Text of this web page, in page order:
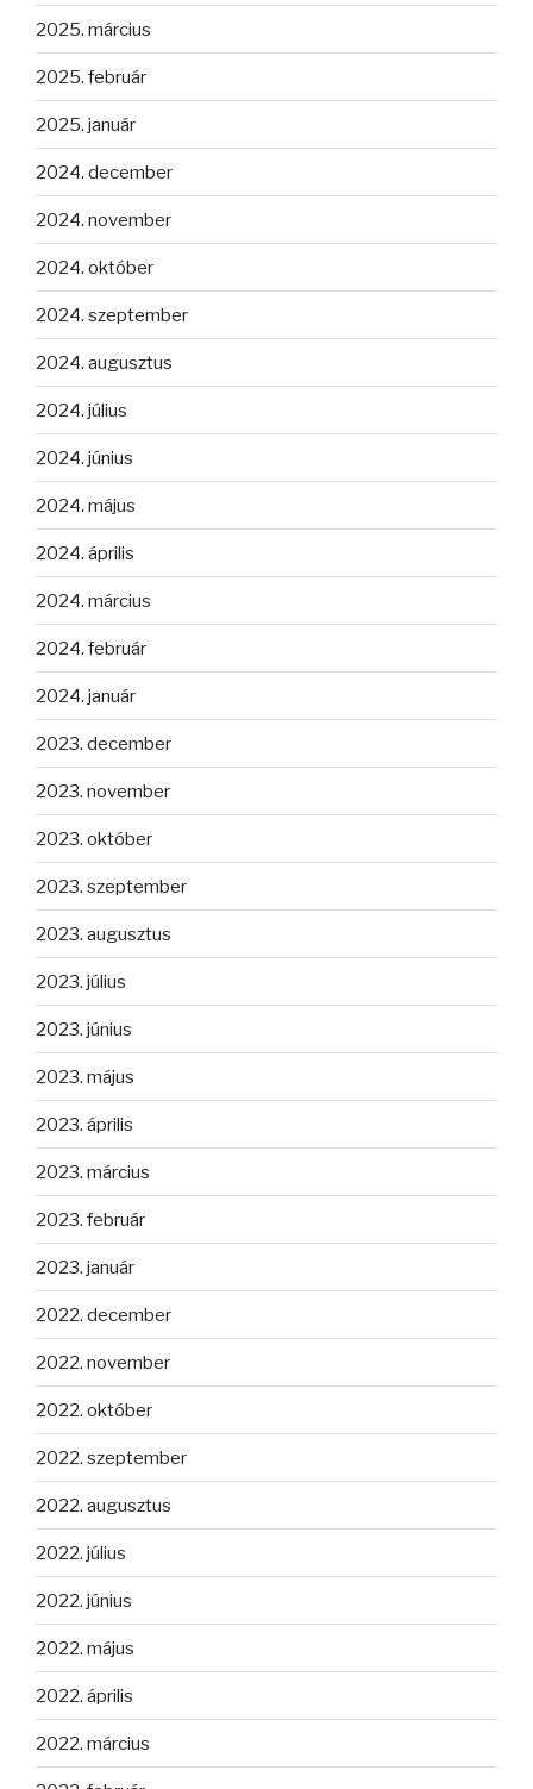
2025. március
2025. február
2025. január
2024. december
2024. november
2024. október
2024. szeptember
2024. augusztus
2024. július
2024. június
2024. május
2024. április
2024. március
2024. február
2024. január
2023. december
2023. november
2023. október
2023. szeptember
2023. augusztus
2023. július
2023. június
2023. május
2023. április
2023. március
2023. február
2023. január
2022. december
2022. november
2022. október
2022. szeptember
2022. augusztus
2022. július
2022. június
2022. május
2022. április
2022. március